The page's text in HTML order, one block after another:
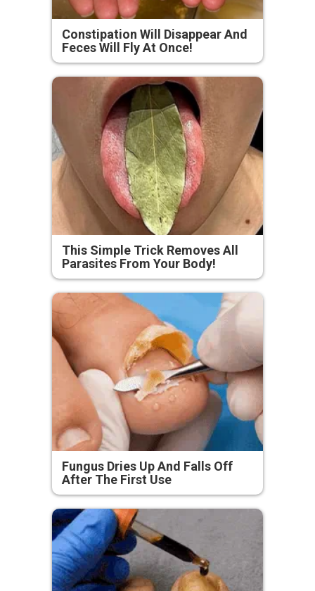
Constipation Will Disappear And
Feces Will Fly At Once!
This Simple Trick Removes All
Parasites From Your Body!
Fungus Dries Up And Falls Off
After The First Use